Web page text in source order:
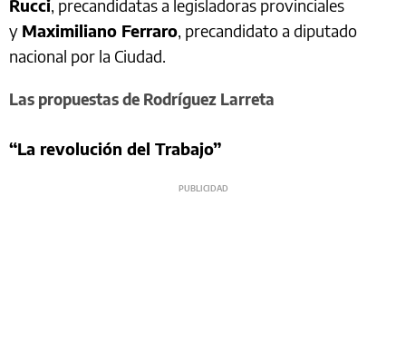
Rucci, precandidatas a legisladoras provinciales
y Maximiliano Ferraro, precandidato a diputado
nacional por la Ciudad.
Las propuestas de Rodríguez Larreta
“La revolución del Trabajo”